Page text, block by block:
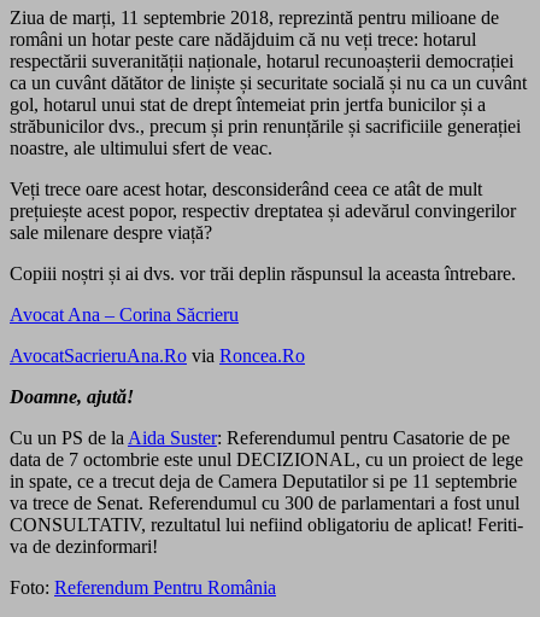
Ziua de marți, 11 septembrie 2018, reprezintă pentru milioane de
români un hotar peste care nădăjduim că nu veți trece: hotarul
respectării suveranității naționale, hotarul recunoașterii democrației
ca un cuvânt dătător de liniște și securitate socială și nu ca un cuvânt
gol, hotarul unui stat de drept întemeiat prin jertfa bunicilor și a
străbunicilor dvs., precum și prin renunțările și sacrificiile generației
noastre, ale ultimului sfert de veac.
Veți trece oare acest hotar, desconsiderând ceea ce atât de mult
prețuiește acest popor, respectiv dreptatea și adevărul convingerilor
sale milenare despre viață?
Copiii noștri și ai dvs. vor trăi deplin răspunsul la aceasta întrebare.
Avocat Ana – Corina Săcrieru
AvocatSacrieruAna.Ro via Roncea.Ro
Doamne, ajută!
Cu un PS de la Aida Suster: Referendumul pentru Casatorie de pe
data de 7 octombrie este unul DECIZIONAL, cu un proiect de lege
in spate, ce a trecut deja de Camera Deputatilor si pe 11 septembrie
va trece de Senat. Referendumul cu 300 de parlamentari a fost unul
CONSULTATIV, rezultatul lui nefiind obligatoriu de aplicat! Feriti-
va de dezinformari!
Foto: Referendum Pentru România